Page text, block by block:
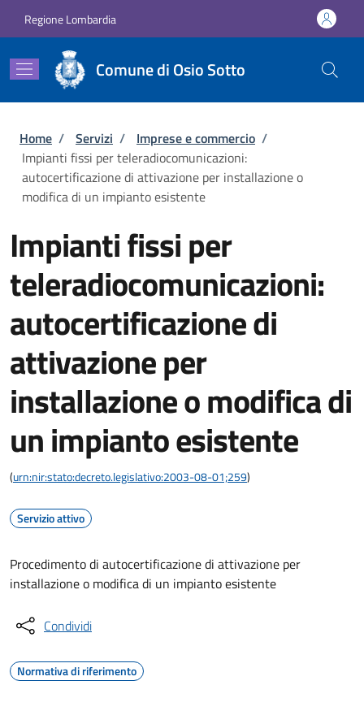
Regione Lombardia
Comune di Osio Sotto
Briciole di pane
Home / Servizi / Imprese e commercio /
Impianti fissi per teleradiocomunicazioni:
autocertificazione di attivazione per installazione o
modifica di un impianto esistente
Impianti fissi per
teleradiocomunicazioni:
autocertificazione di
attivazione per
installazione o modifica di
un impianto esistente
(urn:nir:stato:decreto.legislativo:2003-08-01;259)
Servizio attivo
Procedimento di autocertificazione di attivazione per
installazione o modifica di un impianto esistente
Condividi
Normativa di riferimento